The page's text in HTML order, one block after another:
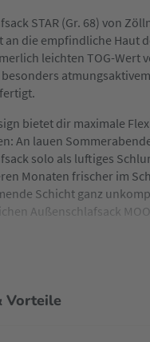
STAR (Gr. 68) von
die empfindliche Haut
leichten TOG-Wert
bietet dir maximale
An lauen
solo als luftiges
Monaten frischer im
Schicht ganz
Außenschlafsack
Vorteile